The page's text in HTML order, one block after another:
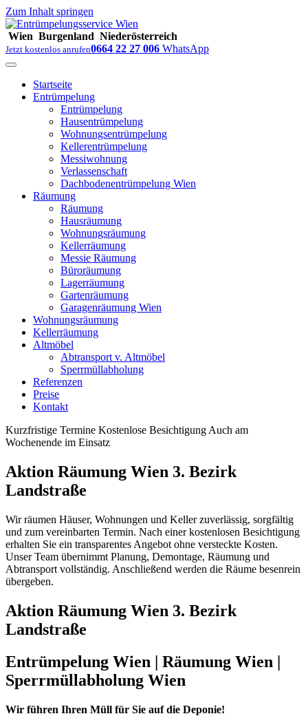
Zum Inhalt springen
Wien Burgenland Niederösterreich
Jetzt kostenlos anrufen0664 22 27 006 WhatsApp
Startseite
Entrümpelung
Entrümpelung
Hausentrümpelung
Wohnungsentrümpelung
Kellerentrümpelung
Messiwohnung
Verlassenschaft
Dachbodenentrümpelung Wien
Räumung
Räumung
Hausräumung
Wohnungsräumung
Kellerräumung
Messie Räumung
Büroräumung
Lagerräumung
Gartenräumung
Garagenräumung Wien
Wohnungsräumung
Kellerräumung
Altmöbel
Abtransport v. Altmöbel
Sperrmüllabholung
Referenzen
Preise
Kontakt
Kurzfristige Termine Kostenlose Besichtigung Auch am
Wochenende im Einsatz
Aktion Räumung Wien 3. Bezirk
Landstraße
Wir räumen Häuser, Wohnungen und Keller zuverlässig, sorgfältig
und zum vereinbarten Termin. Nach einer kostenlosen Besichtigung
erhalten Sie ein transparentes Angebot ohne versteckte Kosten.
Unser Team übernimmt Planung, Demontage, Räumung und
Abtransport vollständig. Anschließend werden die Räume besenrein
übergeben.
Aktion Räumung Wien 3. Bezirk
Landstraße
Entrümpelung Wien | Räumung Wien |
Sperrmüllabholung Wien
Wir führen Ihren Müll für Sie auf die Deponie!